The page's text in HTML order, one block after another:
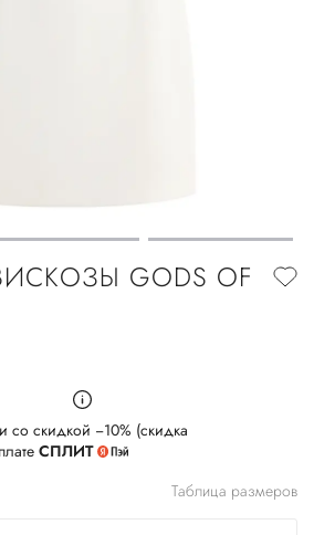
GODS OF
со скидкой −10% (скидка
СПЛИТ
Таблица размеров